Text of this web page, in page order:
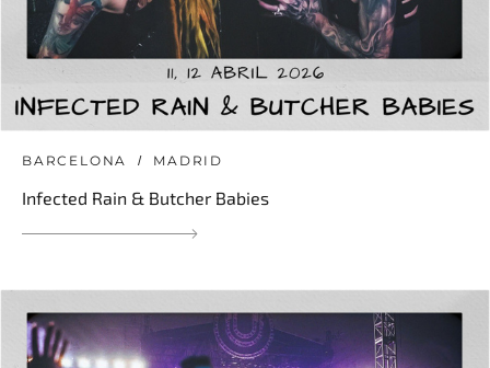
BARCELONA MADRID
Infected Rain & Butcher Babies